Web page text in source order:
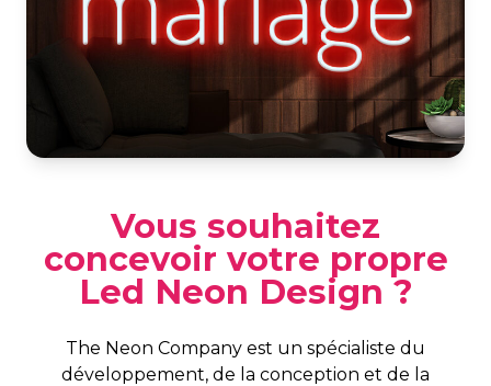
Vous souhaitez
concevoir votre propre
Led Neon Design ?
The Neon Company est un spécialiste du
développement, de la conception et de la